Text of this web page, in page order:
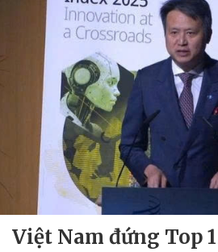
Việt Nam đứng Top